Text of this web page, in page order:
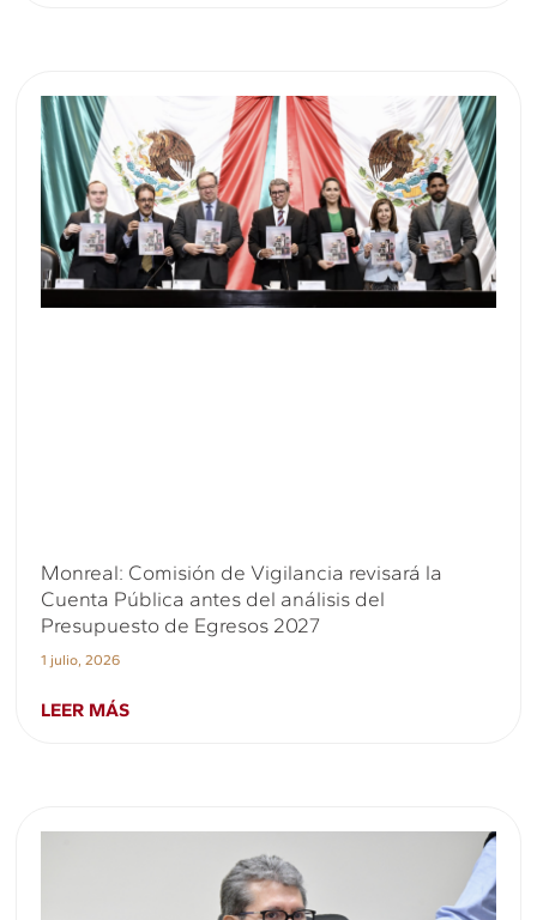
Monreal: Comisión de Vigilancia revisará la
Cuenta Pública antes del análisis del
Presupuesto de Egresos 2027
1 julio, 2026
LEER MÁS